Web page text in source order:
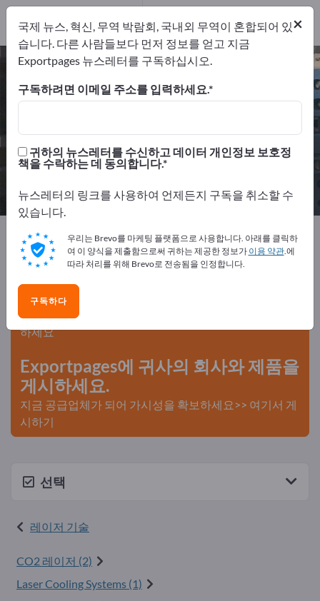
레이저 시스템 – 제조업체 및 공급업
체 찾기
유통업체
제조업체14
유통업체2
Exportpages 전기공학 레이저 기술 레이저 시스템
요!
수요 – 공급 – 중고품 – 비즈니스 연락처 >> 여기서 시작
하세요
Exportpages에 귀사의 회사와 제품을
게시하세요.
지금 공급업체가 되어 가시성을 확보하세요>> 여기서 게
시하기
선택
레이저 기술
CO2 레이저 (2)
Laser Cooling Systems (1)
×
국제 뉴스, 혁신, 무역 박람회, 국내외 무역이 혼합되어 있
습니다. 다른 사람들보다 먼저 정보를 얻고 지금
Exportpages 뉴스레터를 구독하십시오.
구독하려면 이메일 주소를 입력하세요.
귀하의 뉴스레터를 수신하고 데이터 개인정보 보호정
책을 수락하는 데 동의합니다.
뉴스레터의 링크를 사용하여 언제든지 구독을 취소할 수
있습니다.
우리는 Brevo를 마케팅 플랫폼으로 사용합니다. 아래를 클릭하
여 이 양식을 제출함으로써 귀하는 제공한 정보가 이용 약관.에
따라 처리를 위해 Brevo로 전송됨을 인정합니다.
구독하다